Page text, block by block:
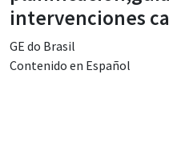
intervenciones
GE do Brasil
Contenido en Español